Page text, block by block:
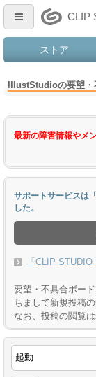
CLIP
ストア
IllustStudioの要望・
最新の障害情報やメ
サポートサービスは
した。
「CLIP
要望・不具合ボー
ちまして新規投稿
なお、投稿の閲覧